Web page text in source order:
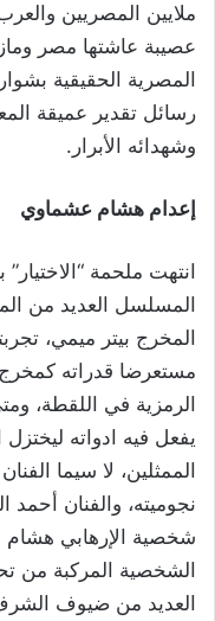
ملايين المصريين
عصيبة عاشتها مصر
المصرية الحقيقية
رسائل تقدير عميقة
وشهدائه الأبرار.
إعدام هشام عشماوي
انتهت ملحمة
المسلسل العديد من
المخرج بيتر ميمي،
مستعرضا قدراته
الرمزية في اللقطة،
يفعل فيه ادواته
الممثلين، لا سيما
نجوميته، والفنان أحمد
شخصية الإرهابي هشام
الشخصية المركبة من
العديد من ضيوف